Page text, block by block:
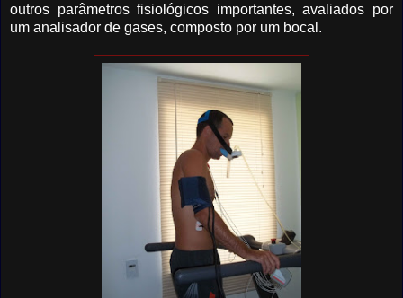
outros parâmetros fisiológicos importantes, avaliados por
um analisador de gases, composto por um bocal.